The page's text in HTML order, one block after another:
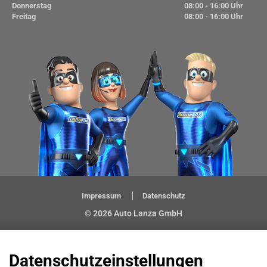
Donnerstag
08:00 - 16:00 Uhr
Freitag
08:00 - 16:00 Uhr
Impressum Datenschutz
© 2026 Auto Lanza GmbH
Datenschutzeinstellungen